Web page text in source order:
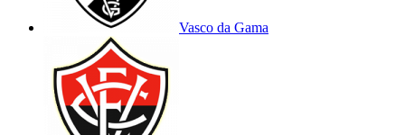
Vasco da Gama